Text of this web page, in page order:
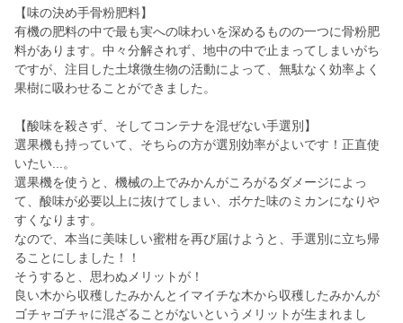
【味の決め手骨粉肥料】
有機の肥料の中で最も実への味わいを深めるものの一つに骨粉肥
料があります。中々分解されず、地中の中で止まってしまいがち
ですが、注目した土壌微生物の活動によって、無駄なく効率よく
果樹に吸わせることができました。
【酸味を殺さず、そしてコンテナを混ぜない手選別】
選果機も持っていて、そちらの方が選別効率がよいです！正直使
いたい...。
選果機を使うと、機械の上でみかんがころがるダメージによっ
て、酸味が必要以上に抜けてしまい、ボケた味のミカンになりや
すくなります。
なので、本当に美味しい蜜柑を再び届けようと、手選別に立ち帰
ることにしました！！
そうすると、思わぬメリットが！
良い木から収穫したみかんとイマイチな木から収穫したみかんが
ゴチャゴチャに混ざることがないというメリットが生まれまし